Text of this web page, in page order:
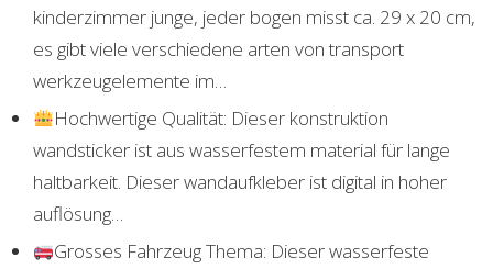
kinderzimmer junge, jeder bogen misst ca. 29 x 20 cm,
es gibt viele verschiedene arten von transport
werkzeugelemente im…
Hochwertige Qualität: Dieser konstruktion
wandsticker ist aus wasserfestem material für lange
haltbarkeit. Dieser wandaufkleber ist digital in hoher
auflösung…
Grosses Fahrzeug Thema: Dieser wasserfeste